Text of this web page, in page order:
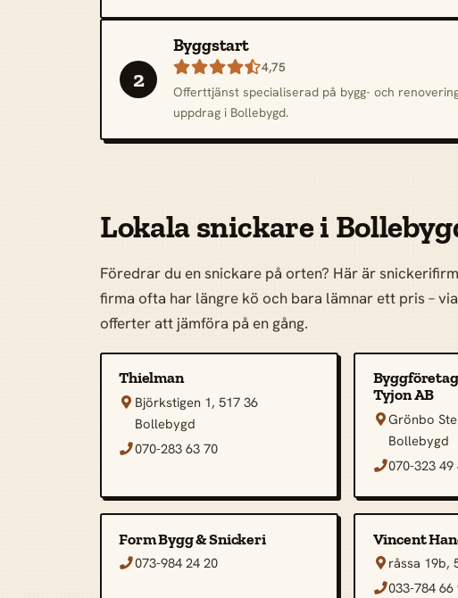
2
Byggstart
4,75
Offerttjänst specialiserad på bygg- och
uppdrag i Bollebygd.
Lokala snickare i
Föredrar du en snickare på orten? Här är
firma ofta har längre kö och bara lämnar ett pris –
offerter att jämföra på en gång.
Thielman
 Björkstigen 1, 517 36
Bollebygd
070-283 63 70
Tyjon AB
 Grönbo
Bollebygd
070-323 49
Form Bygg & Snickeri
073-984 24 20
Vincent
 råssa 19b,
033-784 66